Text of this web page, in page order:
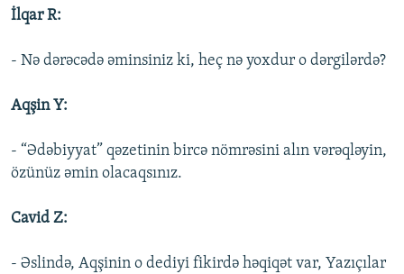
İlqar R:
- Nə dərəcədə əminsiniz ki, heç nə yoxdur o dərgilərdə?
Aqşin Y:
- “Ədəbiyyat” qəzetinin bircə nömrəsini alın vərəqləyin,
özünüz əmin olacaqsınız.
Cavid Z:
- Əslində, Aqşinin o dediyi fikirdə həqiqət var, Yazıçılar